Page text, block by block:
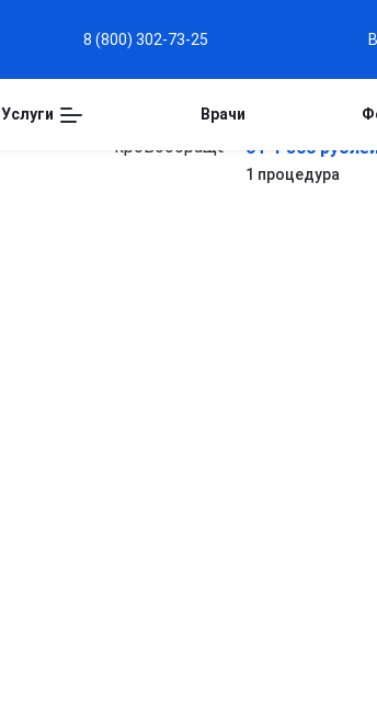
8 (800) 302-73-25
Услуги Врачи
от 1 800
1 процедура